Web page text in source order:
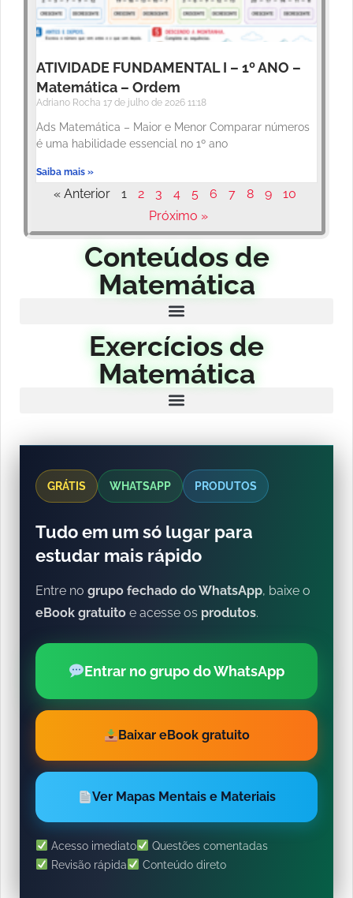
ATIVIDADE FUNDAMENTAL I – 1º ANO –
Matemática – Ordem
Adriano Rocha 17 de julho de 2026 11:18
Ads Matemática – Maior e Menor Comparar números
é uma habilidade essencial no 1º ano
Saiba mais »
« Anterior 1 2 3 4 5 6 7 8 9
10
Próximo »
Conteúdos de
Matemática
Exercícios de
Matemática
GRÁTIS WHATSAPP PRODUTOS
Tudo em um só lugar para
estudar mais rápido
Entre no grupo fechado do WhatsApp, baixe o
eBook gratuito e acesse os produtos.
Entrar no grupo do WhatsApp
Baixar eBook gratuito
Ver Mapas Mentais e Materiais
Acesso imediato
Questões comentadas
Revisão rápida
Conteúdo direto